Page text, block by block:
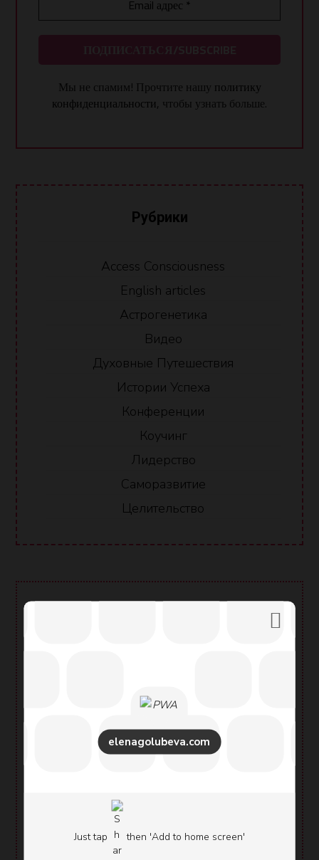
elenagolubeva.com
Бизнес сайт Елены Голубевой
Just tap then 'Add to home screen'
Мы не спамим! Прочтите нашу политику
конфиденциальности, чтобы узнать больше.
Рубрики
Access Consciousness
English articles
Астрогенетика
Видео
Духовные Путешествия
Истории Успеха
Конференции
Коучинг
Лидерство
Саморазвитие
Целительство